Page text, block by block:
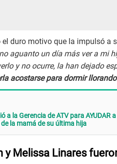
el duro motivo que la impulsó a
aguanto un día más ver a mi
y no ocurre, la han dejado
acostarse para dormir
a la Gerencia de ATV para AYUDAR
la mamá de su última hija
y Melissa Linares